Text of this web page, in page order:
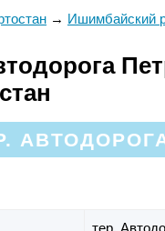
→ Ишимбайский